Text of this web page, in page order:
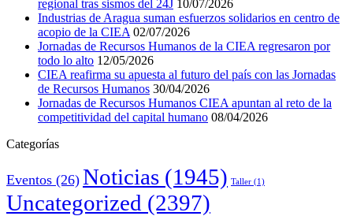
regional tras sismos del 24J 10/07/2026
Industrias de Aragua suman esfuerzos solidarios en centro de
acopio de la CIEA 02/07/2026
Jornadas de Recursos Humanos de la CIEA regresaron por
todo lo alto 12/05/2026
CIEA reafirma su apuesta al futuro del país con las Jornadas
de Recursos Humanos 30/04/2026
Jornadas de Recursos Humanos CIEA apuntan al reto de la
competitividad del capital humano 08/04/2026
Categorías
Eventos (26) Noticias (1945) Taller (1)
Uncategorized (2397)